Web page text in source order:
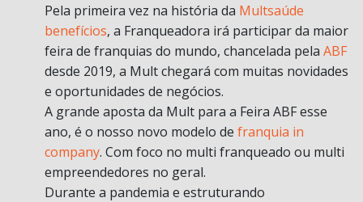
Pela primeira vez na história da Multsaúde
benefícios, a Franqueadora irá participar da maior
feira de franquias do mundo, chancelada pela ABF
desde 2019, a Mult chegará com muitas novidades
e oportunidades de negócios.
A grande aposta da Mult para a Feira ABF esse
ano, é o nosso novo modelo de franquia in
company. Com foco no multi franqueado ou multi
empreendedores no geral.
Durante a pandemia e estruturando